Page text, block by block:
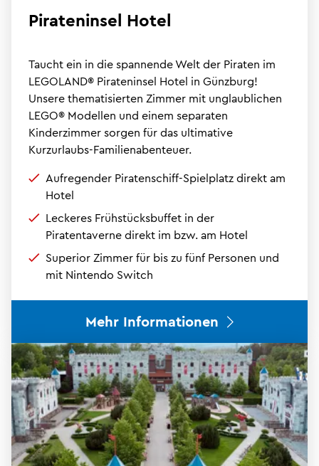
Pirateninsel Hotel
Taucht ein in die spannende Welt der Piraten im
LEGOLAND® Pirateninsel Hotel in Günzburg!
Unsere thematisierten Zimmer mit unglaublichen
LEGO® Modellen und einem separaten
Kinderzimmer sorgen für das ultimative
Kurzurlaubs-Familienabenteuer.
Aufregender Piratenschiff-Spielplatz direkt am
Hotel
Leckeres Frühstücksbuffet in der
Piratentaverne direkt im bzw. am Hotel
Superior Zimmer für bis zu fünf Personen und
mit Nintendo Switch
Mehr Informationen